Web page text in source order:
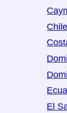
Chile
El